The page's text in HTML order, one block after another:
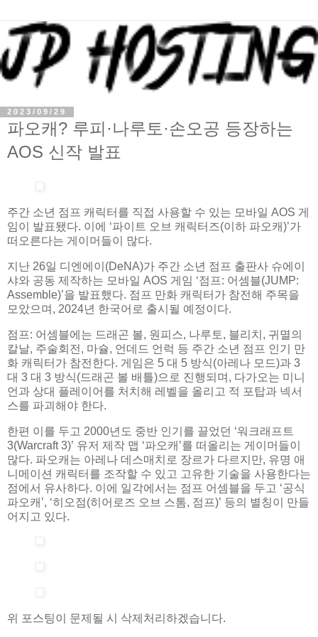
2023/09/29
파오캐? 루피·나루토·손오공 등장하는
AOS 신작 발표
주간 소년 점프 캐릭터를 직접 사용할 수 있는 모바일 AOS 게
임이 발표됐다. 이에 ‘파이트 오브 캐릭터즈(이하 파오캐)’가
떠오른다는 게이머들이 많다.
지난 26일 디엔에이(DeNA)가 주간 소년 점프 출판사 슈에이
샤와 공동 제작하는 모바일 AOS 게임 ‘점프: 어셈블(JUMP:
Assemble)’을 발표했다. 점프 만화 캐릭터가 참전해 주목을
모았으며, 2024년 한국어로 출시될 예정이다.
점프: 어셈블에는 드래곤 볼, 원피스, 나루토, 블리치, 귀멸의
칼날, 주술회전, 마슐, 언데드 언럭 등 주간 소년 점프 인기 만
화 캐릭터가 참전한다. 게임은 5 대 5 방식(아레나 모드)과 3
대 3 대 3 방식(드래곤 볼 배틀)으로 진행되며, 다가오는 미니
언과 상대 플레이어를 처치해 레벨을 올리고 적 포탑과 넥서
스를 파괴해야 한다.
한편 이를 두고 2000년도 중반 인기를 끌었던 ‘워크래프트
3(Warcraft 3)’ 유저 제작 맵 ‘파오캐’를 떠올리는 게이머들이
많다. 파오캐는 아레나 데스매치로 장르가 다르지만, 유명 애
니메이션 캐릭터를 조작할 수 있고 고유한 기술을 사용한다는
점에서 유사하다. 이에 일각에서는 점프 어셈블을 두고 ‘공식
파오캐’, ‘히오점(히어로즈 오브 스톰, 점프)’ 등의 별칭이 만들
어지고 있다.
위 포스팅이 문제될 시 삭제처리하겠습니다.